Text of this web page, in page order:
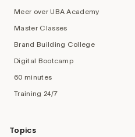
Meer over UBA Academy
Master Classes
Brand Building College
Digital Bootcamp
60 minutes
Training 24/7
Topics